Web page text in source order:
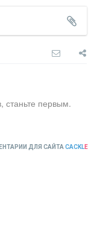
станьте первым.
ДЛЯ САЙТА CACKLE